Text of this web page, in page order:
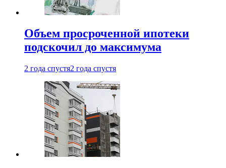
Объем просроченной ипотеки
подскочил до максимума
2 года спустя2 года спустя